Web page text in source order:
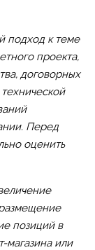
подход к теме
проекта,
договорных
Перед
оценить
позиций в
магазина или